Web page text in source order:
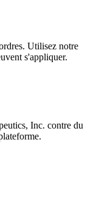
Utilisez notre
s'appliquer.
Inc. contre du